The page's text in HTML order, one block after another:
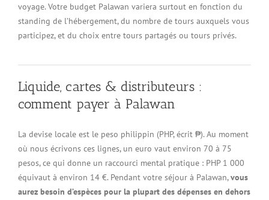
voyage. Votre budget Palawan variera surtout en fonction du
standing de l’hébergement, du nombre de tours auxquels vous
participez, et du choix entre tours partagés ou tours privés.
Liquide, cartes & distributeurs :
comment payer à Palawan
La devise locale est le peso philippin (PHP, écrit ₱). Au moment
où nous écrivons ces lignes, un euro vaut environ 70 à 75
pesos, ce qui donne un raccourci mental pratique : PHP 1 000
équivaut à environ 14 €. Pendant votre séjour à Palawan,vous
aurez besoin d’espèces pour la plupart des dépenses en dehors